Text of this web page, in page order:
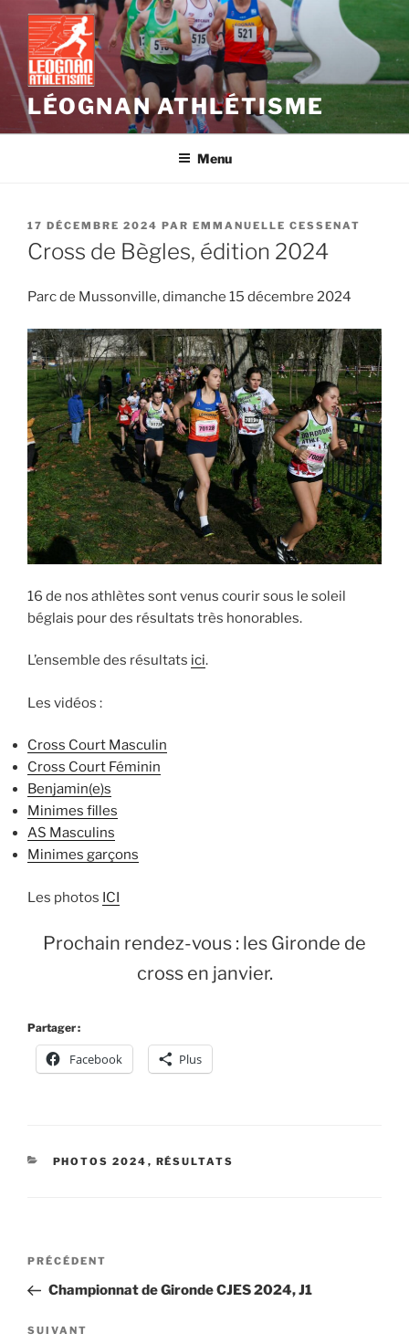
Aller
au
contenu
principal
LÉOGNAN ATHLÉTISME
Menu
PUBLIÉ
LE
17 DÉCEMBRE 2024 PAR EMMANUELLE CESSENAT
Cross de Bègles, édition 2024
Parc de Mussonville, dimanche 15 décembre 2024
16 de nos athlètes sont venus courir sous le soleil
béglais pour des résultats très honorables.
L’ensemble des résultats ici.
Les vidéos :
Cross Court Masculin
Cross Court Féminin
Benjamin(e)s
Minimes filles
AS Masculins
Minimes garçons
Les photos ICI
Prochain rendez-vous : les Gironde de
cross en janvier.
Partager :
Facebook Plus
CATÉGORIES
PHOTOS 2024 , RÉSULTATS
Navigation
l’article
Article
précédent
PRÉCÉDENT
Championnat de Gironde CJES 2024, J1
Article
SUIVANT